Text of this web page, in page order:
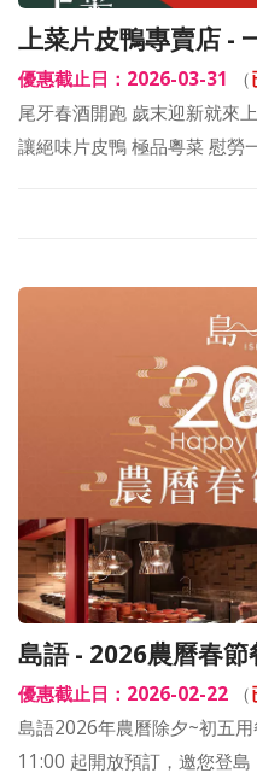
上菜片皮鴨專賣店 -
優惠截止日：2026-03-31 （
尾牙春酒開跑 歲末迎新就來
讓絕味片皮鴨 極品粵菜 慰勞
島語 - 2026農曆春節
優惠截止日：2026-02-22 （
島語2026年農曆除夕~初五
11:00 起開放預訂，邀您登